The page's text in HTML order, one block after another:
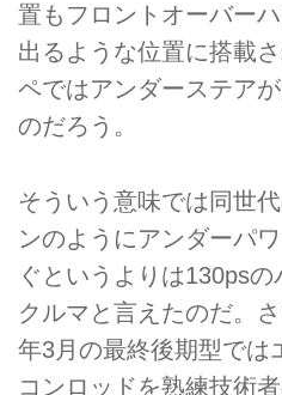
置もフロントオーバー
出るような位置に搭載
ペではアンダーステア
のだろう。
そういう意味では同世
ンのようにアンダーパ
ぐというよりは130ps
クルマと言えたのだ。
年3月の最終後期型では
コンロッドを熟練技術